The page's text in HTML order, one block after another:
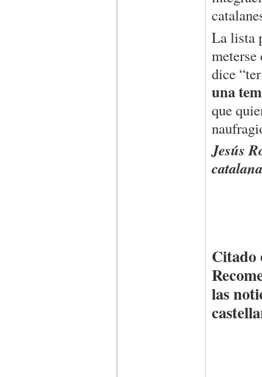
La lista
dice
una
que
Jesús
Citado
las